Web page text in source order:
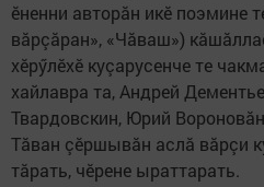
ӗненни авторăн икӗ поэмине
вăрçăран», «Чăваш»)
хӗрӳлӗхӗ куçарусенче те
хайлавра та, Андрей
Твардовскин, Юрий
Тăван çӗршывăн аслă вăрçи
тăрать, чӗрене ыраттарать.